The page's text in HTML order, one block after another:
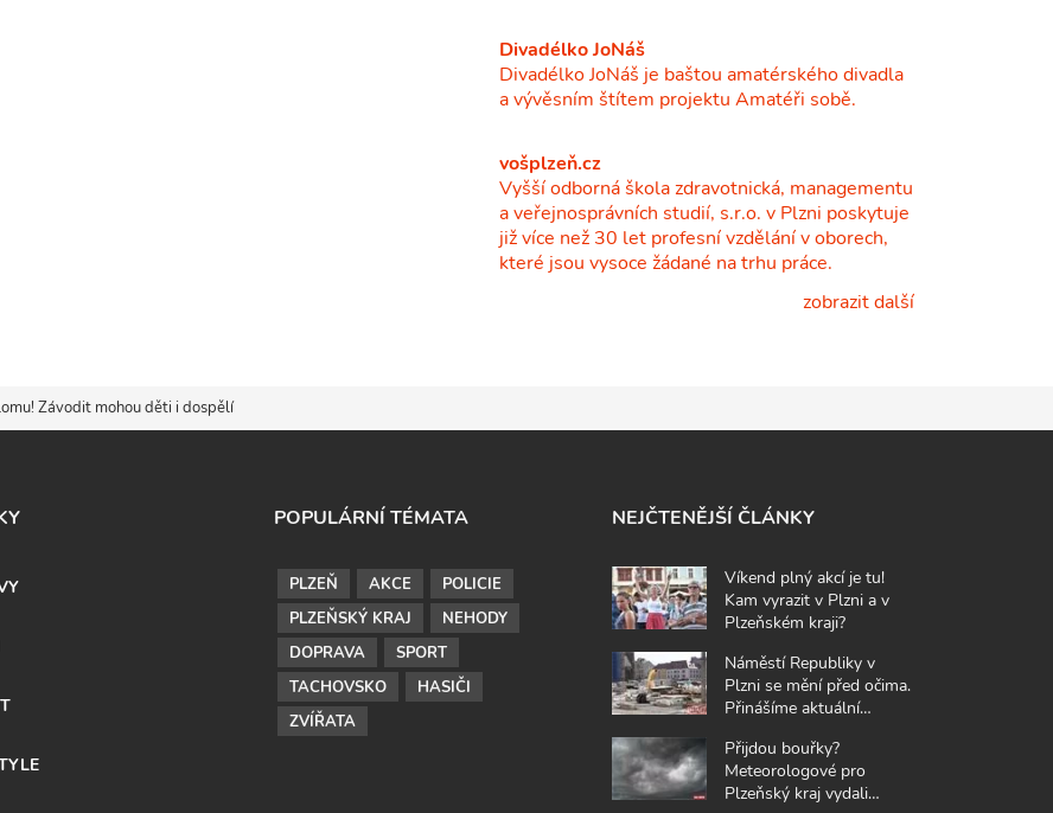
Divadélko JoNáš
Divadélko JoNáš je baštou amatérského divadla
a vývěsním štítem projektu Amatéři sobě.
vošplzeň.cz
Vyšší odborná škola zdravotnická, managementu
a veřejnosprávních studií, s.r.o. v Plzni poskytuje
již více než 30 let profesní vzdělání v oborech,
které jsou vysoce žádané na trhu práce.
zobrazit další
Závodit mohou děti i dospělí
POPULÁRNÍ TÉMATA
PLZEŇ AKCE
POLICIE
PLZEŇSKÝ KRAJ
NEHODY
DOPRAVA
SPORT
TACHOVSKO
HASIČI
ZVÍŘATA
NEJČTENĚJŠÍ ČLÁNKY
Víkend plný akcí je tu!
Kam vyrazit v Plzni a v
Plzeňském kraji?
Náměstí Republiky v
Plzni se mění před očima.
Přinášíme aktuální
Přijdou bouřky?
Meteorologové pro
Plzeňský kraj vydali